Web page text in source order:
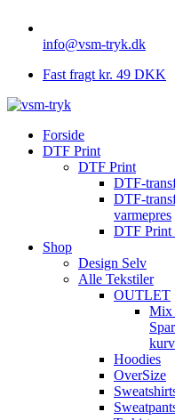
info@vsm-tryk.dk
Fast fragt kr. 49 DKK
Forside
DTF Print
DTF Print
DTF-
DTF-
varmepres
DTF Print
Shop
Design Selv
Alle Tekstiler
OUTLET
Mix
Hoodies
OverSize